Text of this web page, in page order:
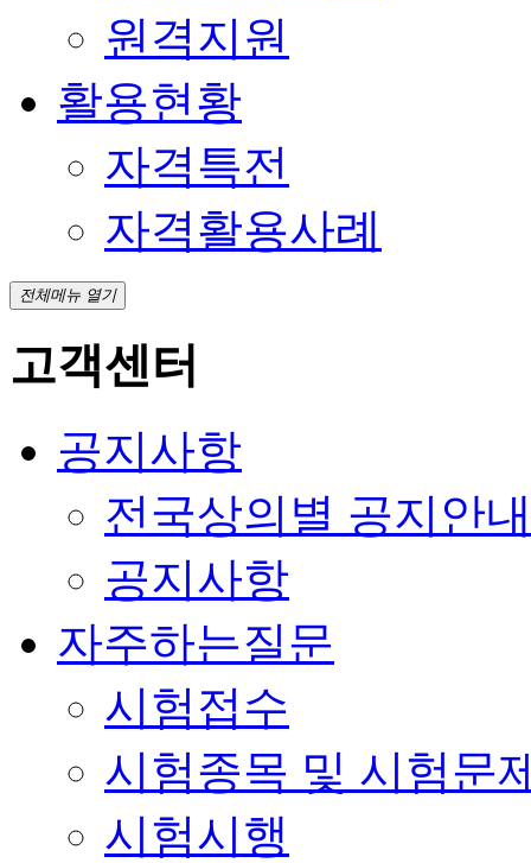
원격지원
활용현황
자격특전
자격활용사례
전체메뉴 열기
고객센터
공지사항
전국상의별 공지안내
공지사항
자주하는질문
시험접수
시험종목 및 시험문
시험시행